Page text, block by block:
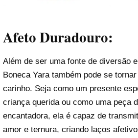
Afeto Duradouro:
Além de ser uma fonte de diversão
Boneca Yara também pode se
carinho. Seja como um presente
criança querida ou como uma peça
encantadora, ela é capaz de
amor e ternura, criando laços